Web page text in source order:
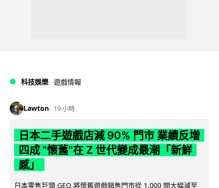
科技娛樂 遊戲情報
Lawton 19 小時
日本二手遊戲店減 90% 門市 業績反增
四成 "懷舊"在 Z 世代變成最潮「新鮮
感」
日本零售巨頭 GEO 將懷舊遊戲銷售門市從 1,000 間大幅減至